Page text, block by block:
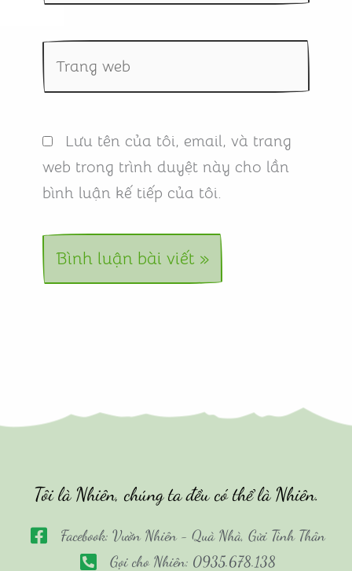
Trang
web
Lưu tên của tôi, email, và trang
web trong trình duyệt này cho lần
bình luận kế tiếp của tôi.
Tôi là Nhiên, chúng ta đều có thể là Nhiên.
Facebook: Vườn Nhiên - Quà Nhà, Gửi Tình Thân
Gọi cho Nhiên: 0935.678.138